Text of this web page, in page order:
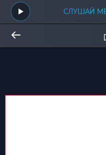
СЛУШАЙ